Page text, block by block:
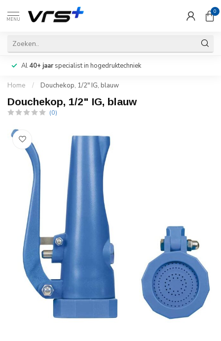
MENU
0
Al 40+ jaarspecialist in hogedruktechniek
Home / Douchekop, 1/2" IG, blauw
Douchekop, 1/2" IG, blauw
(0)